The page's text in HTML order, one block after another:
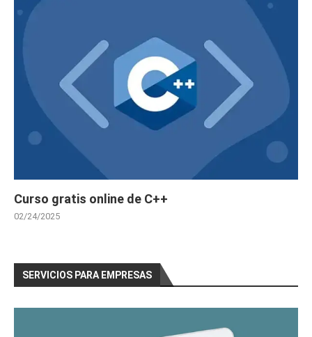
Curso gratis online de C++
02/24/2025
SERVICIOS PARA EMPRESAS